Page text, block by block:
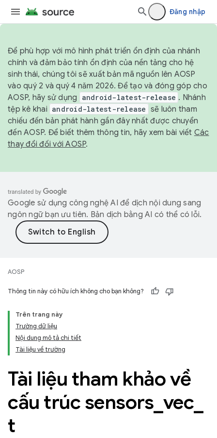
Đăng nhập
Để phù hợp với mô hình phát triển ổn định của nhánh
chính và đảm bảo tính ổn định của nền tảng cho hệ
sinh thái, chúng tôi sẽ xuất bản mã nguồn lên AOSP
vào quý 2 và quý 4 năm 2026. Để tạo và đóng góp cho
AOSP, hãy sử dụng
android-latest-release . Nhánh
tệp kê khai android-latest-release sẽ luôn tham
chiếu đến bản phát hành gần đây nhất được chuyển
đến AOSP. Để biết thêm thông tin, hãy xem bài viết Các
thay đổi đối với AOSP.
Google sử dụng công nghệ AI để dịch nội dung sang
ngôn ngữ bạn ưu tiên. Bản dịch bằng AI có thể có lỗi.
AOSP
Thông tin này có hữu ích không cho bạn không?
Trên trang này
Trường dữ liệu
Nội dung mô tả chi tiết
Tài liệu về trường
Tài liệu tham khảo về
cấu trúc sensors vec
t